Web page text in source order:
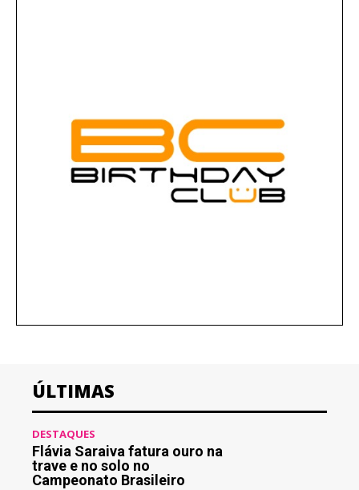
ÚLTIMAS
DESTAQUES
Flávia Saraiva fatura ouro na
trave e no solo no
Campeonato Brasileiro